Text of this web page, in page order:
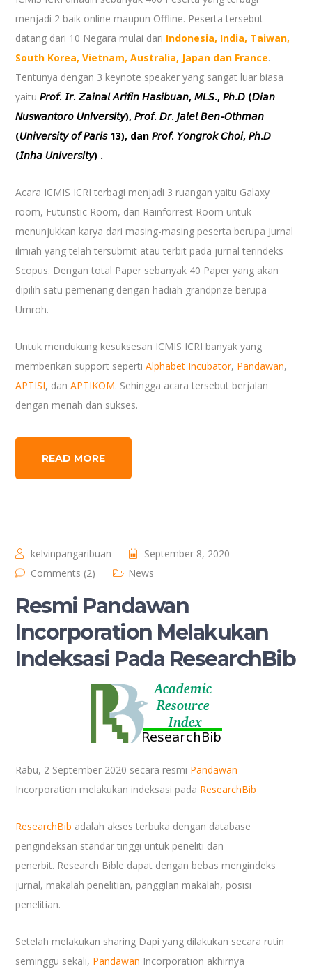
menjadi 2 baik online maupun Offline. Peserta tersebut
datang dari 10 Negara mulai dari Indonesia, India, Taiwan,
South Korea, Vietnam, Australia, Japan dan France.
Tentunya dengan 3 keynote speaker yang sangat luar biasa
yaitu𝘗𝘳𝘰𝘧. 𝘐𝘳. 𝘡𝘢𝘪𝘯𝘢𝘭 𝘈𝘳𝘪𝘧𝘪𝘯 𝘏𝘢𝘴𝘪𝘣𝘶𝘢𝘯, 𝘔𝘓𝘚., 𝘗𝘩.𝘋 (𝘋𝘪𝘢𝘯
𝘕𝘶𝘴𝘸𝘢𝘯𝘵𝘰𝘳𝘰 𝘜𝘯𝘪𝘷𝘦𝘳𝘴𝘪𝘵𝘺), 𝘗𝘳𝘰𝘧. 𝘋𝘳. 𝘑𝘢𝘭𝘦𝘭 𝘉𝘦𝘯-𝘖𝘵𝘩𝘮𝘢𝘯
(𝘜𝘯𝘪𝘷𝘦𝘳𝘴𝘪𝘵𝘺 𝘰𝘧 𝘗𝘢𝘳𝘪𝘴 13), dan 𝘗𝘳𝘰𝘧. 𝘠𝘰𝘯𝘨𝘳𝘰𝘬 𝘊𝘩𝘰𝘪, 𝘗𝘩.𝘋
(𝘐𝘯𝘩𝘢 𝘜𝘯𝘪𝘷𝘦𝘳𝘴𝘪𝘵𝘺) .
Acara ICMIS ICRI terbagi menjadi 3 ruangan yaitu Galaxy
room, Futuristic Room, dan Rainforrest Room untuk
menunjukkan karya dari masing-masing peserta berupa Jurnal
ilmiah yang telah tersubmit atau terbit pada jurnal terindeks
Scopus. Dengan total Paper sebanyak 40 Paper yang akan
dipilih satu pemenang dengan hadiah grandprize berupa
Umroh.
Untuk mendukung kesuksesan ICMIS ICRI banyak yang
memberikan support sepertiAlphabet Incubator, Pandawan,
APTISI, danAPTIKOM. Sehingga acara tersebut berjalan
dengan meriah dan sukses.
READ MORE
kelvinpangaribuan
September 8, 2020
Comments (2)
News
Resmi Pandawan
Incorporation Melakukan
Indeksasi Pada ResearchBib
Rabu, 2 September 2020 secara resmi Pandawan
Incorporation melakukan indeksasi pada ResearchBib
ResearchBib adalah akses terbuka dengan database
pengindeksan standar tinggi untuk peneliti dan
penerbit. Research Bible dapat dengan bebas mengindeks
jurnal, makalah penelitian, panggilan makalah, posisi
penelitian.
Setelah melakukan sharing Dapi yang dilakukan secara rutin
seminggu sekali, Pandawan Incorporation akhirnya